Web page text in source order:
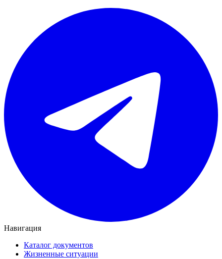
Навигация
Каталог документов
Жизненные ситуации